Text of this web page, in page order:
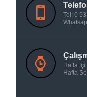
Tel: 0
Hafta
Hafta